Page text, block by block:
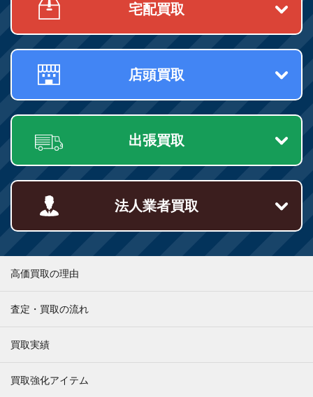
宅配買取
店頭買取
出張買取
法人業者買取
高価買取の理由
査定・買取の流れ
買取実績
買取強化アイテム